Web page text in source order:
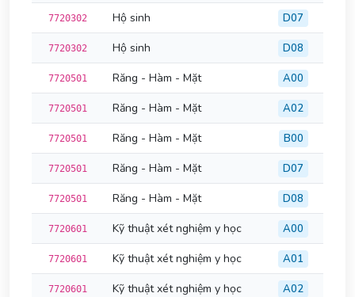
7720302 Hộ sinh D07
7720302 Hộ sinh D08
7720501 Răng - Hàm - Mặt A00
7720501 Răng - Hàm - Mặt A02
7720501 Răng - Hàm - Mặt B00
7720501 Răng - Hàm - Mặt D07
7720501 Răng - Hàm - Mặt D08
7720601 Kỹ thuật xét nghiệm y học A00
7720601 Kỹ thuật xét nghiệm y học A01
7720601 Kỹ thuật xét nghiệm y học A02